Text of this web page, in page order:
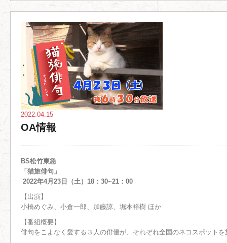
2022.04.15
OA情報
BS松竹東急
「猫旅俳句」
2022年4月23日（土）18：30~21：00
【出演】
小橋めぐみ、小倉一郎、加藤諒、堀本裕樹 ほか
【番組概要】
俳句をこよなく愛する３人の俳優が、それぞれ全国のネコスポット